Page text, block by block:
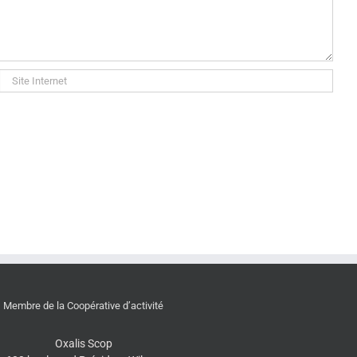
Membre de la Coopérative d’activité
Oxalis Scop